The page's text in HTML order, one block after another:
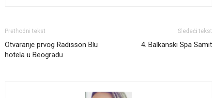
Prethodni tekst
Otvaranje prvog Radisson Blu
hotela u Beogradu
Sledeći tekst
4. Balkanski Spa Samit